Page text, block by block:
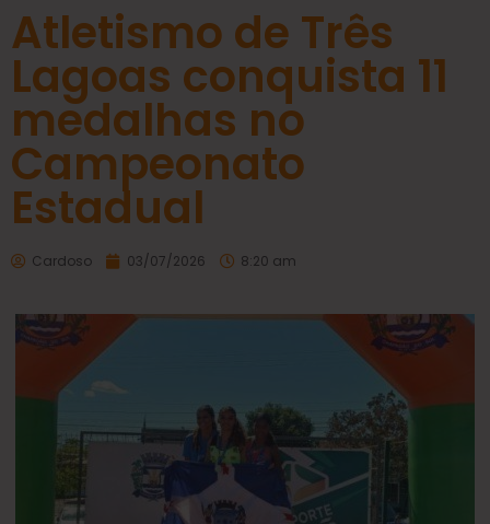
Atletismo de Três
Lagoas conquista 11
medalhas no
Campeonato
Estadual
Cardoso 03/07/2026 8:20 am